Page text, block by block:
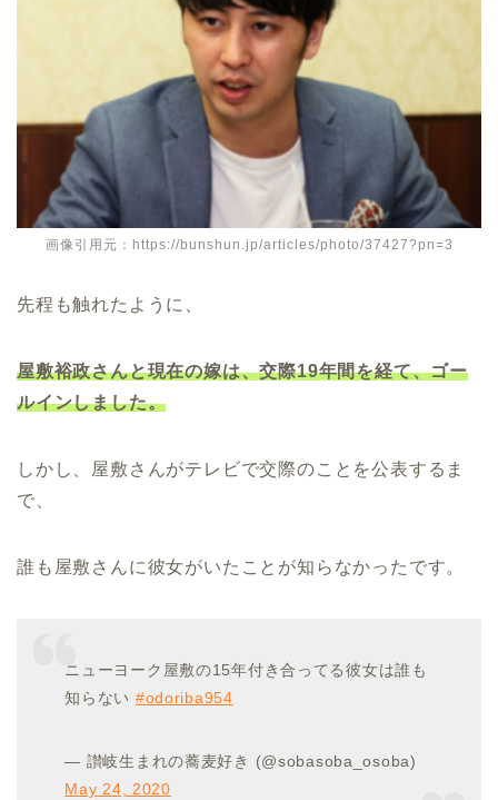
画像引用元：https://bunshun.jp/articles/photo/37427?pn=3
先程も触れたように、
屋敷裕政さんと現在の嫁は、交際19年間を経て、ゴー
ルインしました。
しかし、屋敷さんがテレビで交際のことを公表するま
で、
誰も屋敷さんに彼女がいたことが知らなかったです。
ニューヨーク屋敷の15年付き合ってる彼女は誰も
知らない #odoriba954
— 讃岐生まれの蕎麦好き (@sobasoba_osoba)
May 24, 2020